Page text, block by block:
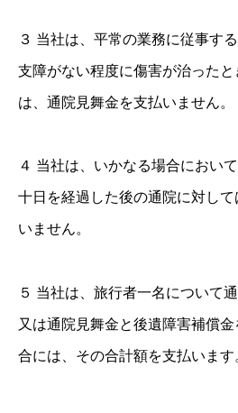
３ 当社は、平常の業務に従事す
支障がない程度に傷害が治った
は、通院見舞金を支払いません。
４ 当社は、いかなる場合におい
十日を経過した後の通院に対し
いません。
５ 当社は、旅行者一名について
又は通院見舞金と後遺障害補償
合には、その合計額を支払います